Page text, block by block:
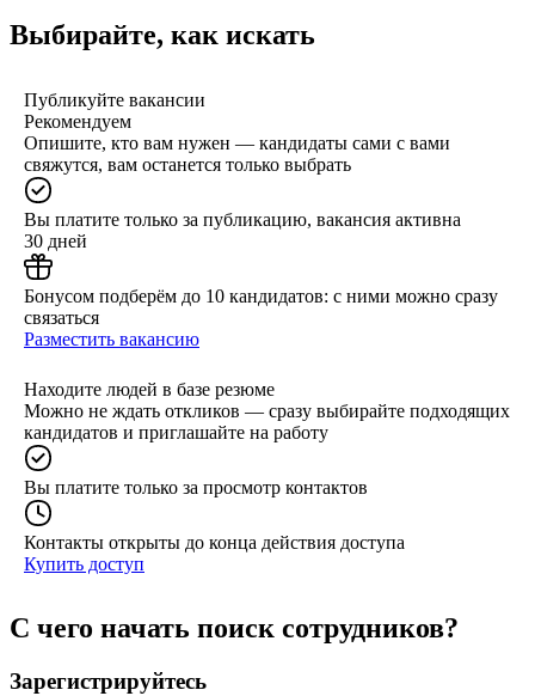
Выбирайте, как искать
Публикуйте вакансии
Рекомендуем
Опишите, кто вам нужен — кандидаты сами с вами
свяжутся, вам останется только выбрать
Вы платите только за публикацию, вакансия активна
30 дней
Бонусом подберём до 10 кандидатов: с ними можно сразу
связаться
Разместить вакансию
Находите людей в базе резюме
Можно не ждать откликов — сразу выбирайте подходящих
кандидатов и приглашайте на работу
Вы платите только за просмотр контактов
Контакты открыты до конца действия доступа
Купить доступ
С чего начать поиск сотрудников?
Зарегистрируйтесь